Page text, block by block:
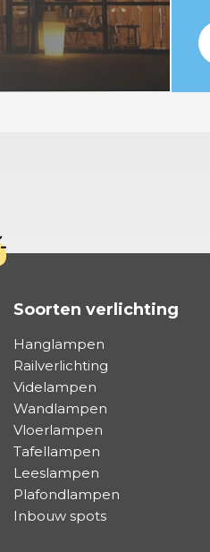
Soorten verlichting
Hanglampen
Railverlichting
Videlampen
Wandlampen
Vloerlampen
Tafellampen
Leeslampen
Plafondlampen
Inbouw spots